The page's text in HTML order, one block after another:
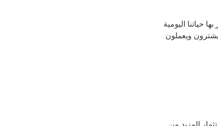
حياتنا اليومية
الآن يقرؤون ويشترون ويعملون